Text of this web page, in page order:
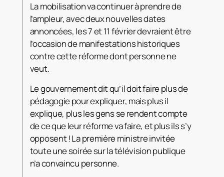
La mobilisation va continuer à prendre de
l’ampleur, avec deux nouvelles dates
annoncées, les 7 et 11 février devraient être
l’occasion de manifestations historiques
contre cette réforme dont personne ne
veut.
Le gouvernement dit qu’il doit faire plus de
pédagogie pour expliquer, mais plus il
explique, plus les gens se rendent compte
de ce que leur réforme va faire, et plus ils s’y
opposent ! La première ministre invitée
toute une soirée sur la télévision publique
n’a convaincu personne.